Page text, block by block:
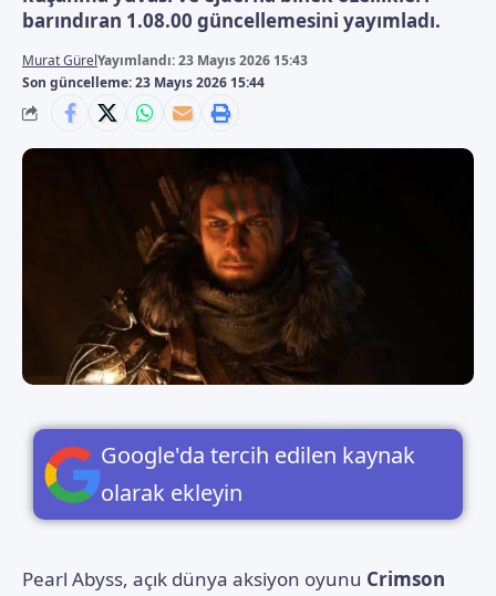
barındıran 1.08.00 güncellemesini yayımladı.
Son güncelleme: 23 Mayıs 2026 15:44
Murat GürelYayımlandı: 23 Mayıs 2026 15:43
Google'da tercih edilen kaynak
olarak ekleyin
Pearl Abyss, açık dünya aksiyon oyunu Crimson